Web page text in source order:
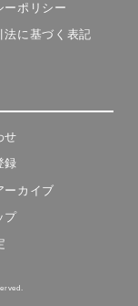
ーポリシー
法に基づく表記
せ
録
ーカイブ
プ